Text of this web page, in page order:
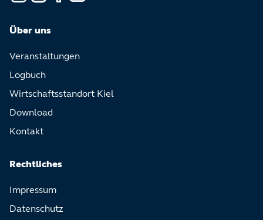
Über uns
Veranstaltungen
Logbuch
Wirtschaftsstandort Kiel
Download
Kontakt
Rechtliches
Impressum
Datenschutz